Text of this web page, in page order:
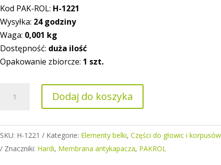
Kod PAK-ROL: H-1221
Wysyłka: 24 godziny
Waga: 0,001 kg
Dostępność: duża ilość
Opakowanie zbiorcze: 1 szt.
Membrana
głowicy
Dodaj do koszyka
SKU: H-1221 Kategorie: Elementy belki, Części do głowic i korpusów
Znaczniki: Hardi, Membrana antykapacza, PAKROL